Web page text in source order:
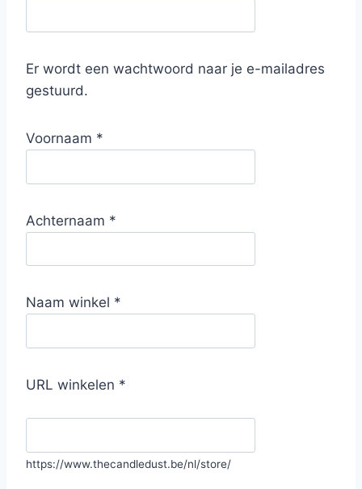
Er wordt een wachtwoord naar je e-mailadres
gestuurd.
Voornaam *
Achternaam *
Naam winkel *
URL winkelen *
https://www.thecandledust.be/nl/store/